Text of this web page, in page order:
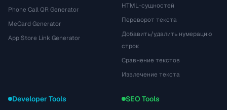
Phone Call QR Generator
MeCard Generator
App Store Link Generator
HTML-сущностей
Переворот текста
Добавить/удалить нумерацию
строк
Сравнение текстов
Извлечение текста
Developer Tools SEO Tools